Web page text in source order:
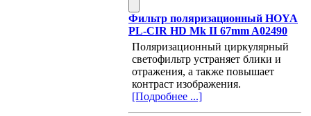
Фильтр поляризационный HOYA
PL-CIR HD Mk II 67mm A02490
Поляризационный циркулярный
светофильтр устраняет блики и
отражения, а также повышает
контраст изображения.
[Подробнее ...]